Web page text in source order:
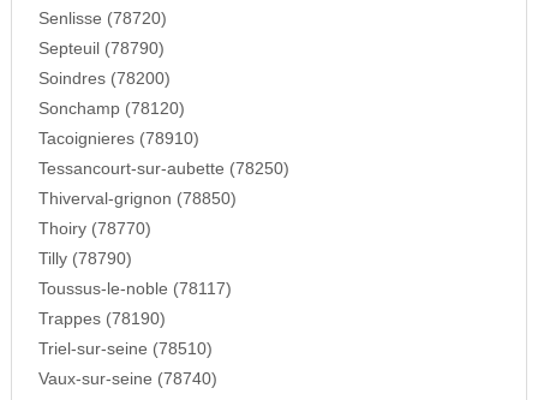
Senlisse (78720)
Septeuil (78790)
Soindres (78200)
Sonchamp (78120)
Tacoignieres (78910)
Tessancourt-sur-aubette (78250)
Thiverval-grignon (78850)
Thoiry (78770)
Tilly (78790)
Toussus-le-noble (78117)
Trappes (78190)
Triel-sur-seine (78510)
Vaux-sur-seine (78740)